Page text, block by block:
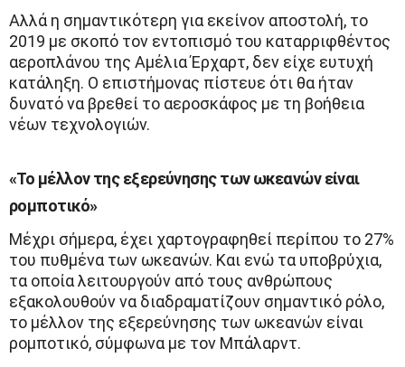
Αλλά η σημαντικότερη για εκείνον αποστολή, το
2019 με σκοπό τον εντοπισμό του καταρριφθέντος
αεροπλάνου της Αμέλια Έρχαρτ, δεν είχε ευτυχή
κατάληξη. Ο επιστήμονας πίστευε ότι θα ήταν
δυνατό να βρεθεί το αεροσκάφος με τη βοήθεια
νέων τεχνολογιών.
«Το μέλλον της εξερεύνησης των ωκεανών είναι
ρομποτικό»
Μέχρι σήμερα, έχει χαρτογραφηθεί περίπου το 27%
του πυθμένα των ωκεανών. Και ενώ τα υποβρύχια,
τα οποία λειτουργούν από τους ανθρώπους
εξακολουθούν να διαδραματίζουν σημαντικό ρόλο,
το μέλλον της εξερεύνησης των ωκεανών είναι
ρομποτικό, σύμφωνα με τον Μπάλαρντ.